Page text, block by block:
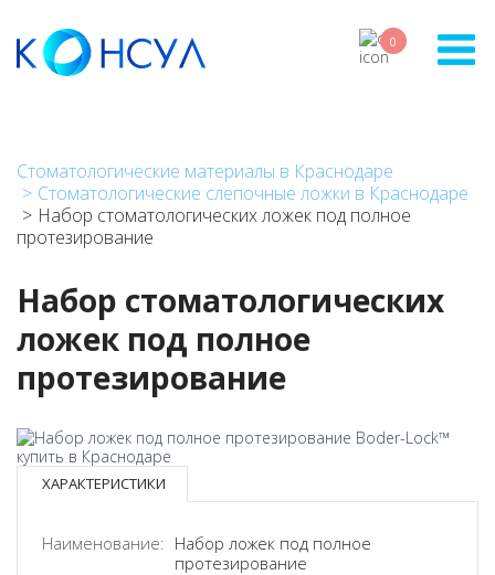
основному
содержанию
0
Стоматологические материалы в Краснодаре
Стоматологические слепочные ложки в Краснодаре
Набор стоматологических ложек под полное
протезирование
Набор стоматологических
ложек под полное
протезирование
ХАРАКТЕРИСТИКИ
Наименование: Набор ложек под полное
протезирование